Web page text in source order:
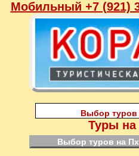
Мобильный +7 (921)
Выбор туров
Туры на
Выбор туров на